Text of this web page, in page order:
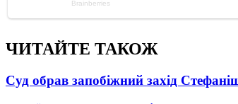
ЧИТАЙТЕ ТАКОЖ
Суд обрав запобіжний захід